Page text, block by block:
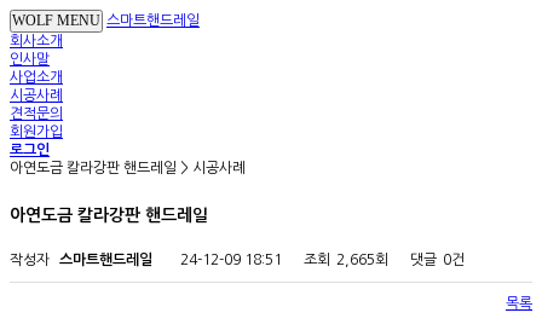
WOLF MENU 스마트핸드레일
회사소개
인사말
사업소개
시공사례
견적문의
회원가입
로그인
아연도금 칼라강판 핸드레일 > 시공사례
아연도금 칼라강판 핸드레일
작성자 스마트핸드레일 24-12-09 18:51 조회 2,665회 댓글 0건
목록